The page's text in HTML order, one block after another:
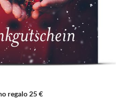
regalo 25 €